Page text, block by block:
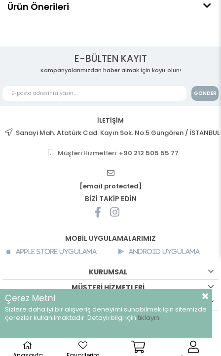
Ürün Önerileri
E-BÜLTEN KAYIT
Kampanyalarımızdan haber almak için kayıt olun!
GÖNDER
İLETİŞİM
Sanayi Mah. Atatürk Cad. Kayın Sok. No:5 Güngören / İSTANBUL
Müşteri Hizmetleri: +90 212 505 55 77
[email protected]
BİZİ TAKİP EDİN
MOBİL UYGULAMALARIMIZ
Apple Store Uygulama Android Uygulama
KURUMSAL
MÜŞTERİ HİZMETLERİ
©breeze.com.tr - Tüm hakları saklıdır.
Çerez Metni
Sizlere daha iyi bir alışveriş deneyimi sunabilmek için sitemizde
çerezler kullanılmaktadır. Detaylı bilgi için tıklayın